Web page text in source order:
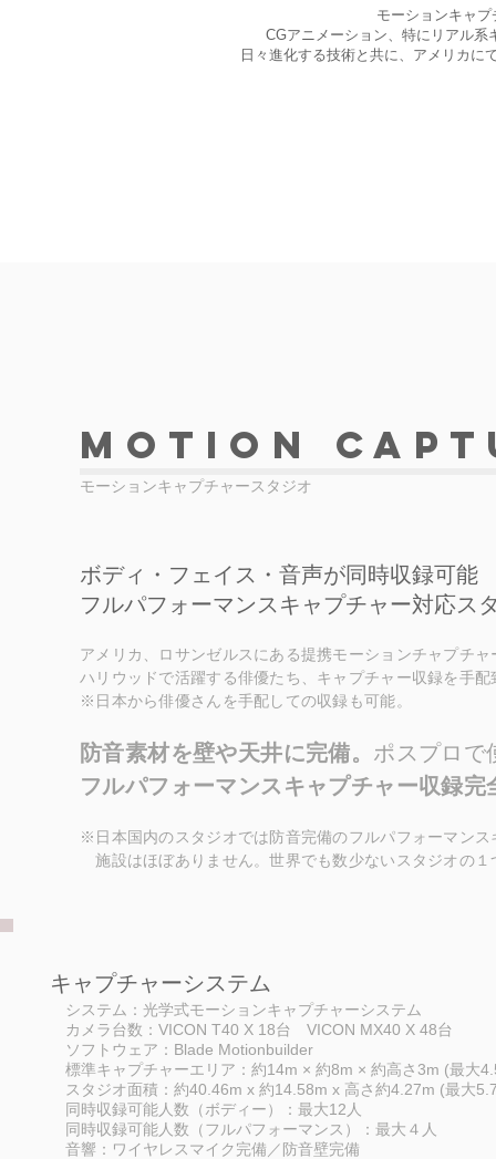
モーションキャ
CGアニメーション、特にリアル
日々進化する技術と共に、アメリカに
Motion
モーションキャプチャースタジオ
ボディ・フェイス・音声が同時収録可能
フルパフォーマンスキャプチャー対応ス
アメリカ、ロサンゼルスにある提携モーションチャプチ
ハリウッドで活躍する俳優たち、キャプチャー収録を手配
※日本から俳優さんを手配しての収録も可能。
防音素材を壁や天井に完備。 ポスプロで
フルパフォーマンスキャプチャー収録完
※日本国内のスタジオでは防音完備のフルパフォーマン
施設はほぼありません。世界でも数少ないスタジオの１
システム：光学式モーションキャプチャーシステム
カメラ台数：VICON T40 X 18台 VICON MX40 X 48台
ソフトウェア：Blade Motionbuilder
標準キャプチャーエリア：約14m × 約8m × 約高さ3m (最大
スタジオ面積：約40.46m x 約14.58m x 高さ約4.27m (最大
同時収録可能人数（ボディー）：最大12人
同時収録可能人数（フルパフォーマンス）：最大４人
音響：ワイヤレスマイク完備／防音壁完備
​キャプチャーシステム